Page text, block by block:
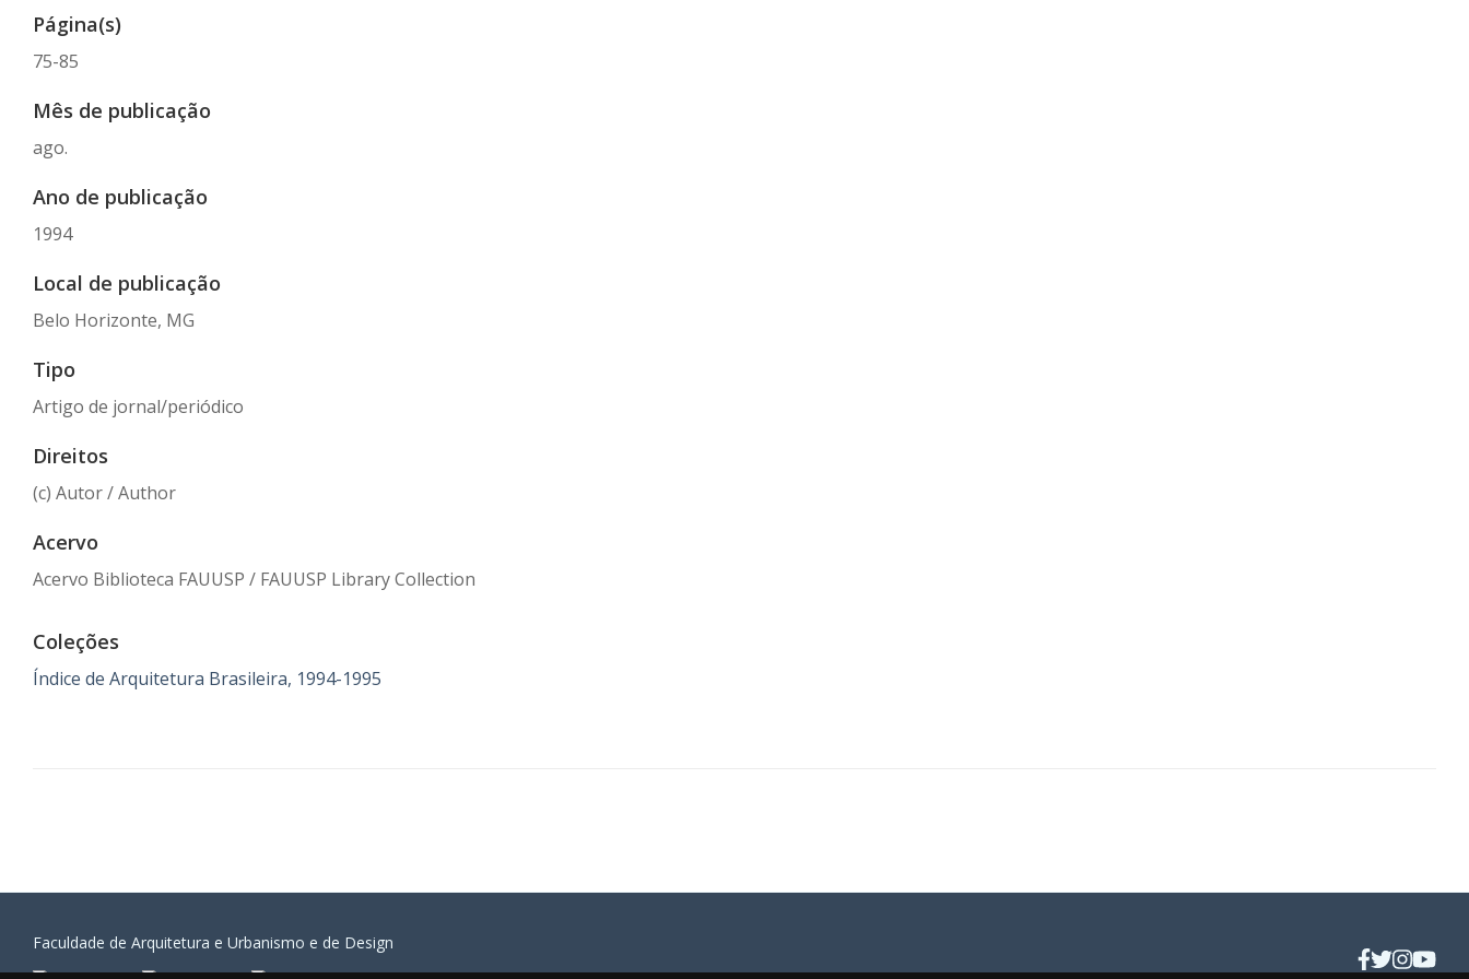
Página(s)
75-85
Mês de publicação
ago.
Ano de publicação
1994
Local de publicação
Belo Horizonte, MG
Tipo
Artigo de jornal/periódico
Direitos
(c) Autor / Author
Acervo
Acervo Biblioteca FAUUSP / FAUUSP Library Collection
Coleções
Índice de Arquitetura Brasileira, 1994-1995
Faculdade de Arquitetura e Urbanismo e de Design